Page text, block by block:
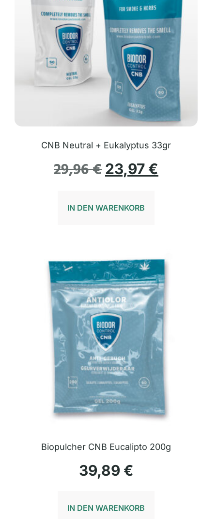
CNB Neutral + Eukalyptus 33gr
29,96€ 23,97 €
IN DEN WARENKORB
Biopulcher CNB Eucalipto 200g
39,89 €
IN DEN WARENKORB